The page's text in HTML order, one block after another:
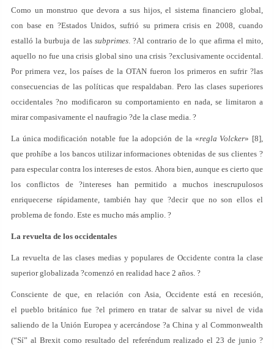
Como un monstruo que devora a sus hijos, el sistema financiero global,
con base en ?Estados Unidos, sufrió su primera crisis en 2008, cuando
estalló la burbuja de las subprimes. ?Al contrario de lo que afirma el mito,
aquello no fue una crisis global sino una crisis ?exclusivamente occidental.
Por primera vez, los países de la OTAN fueron los primeros en sufrir ?las
consecuencias de las políticas que respaldaban. Pero las clases superiores
occidentales ?no modificaron su comportamiento en nada, se limitaron a
mirar compasivamente el naufragio ?de la clase media. ?
La única modificación notable fue la adopción de la «regla Volcker» [8],
que prohíbe a los bancos utilizar informaciones obtenidas de sus clientes ?
para especular contra los intereses de estos. Ahora bien, aunque es cierto que
los conflictos de ?intereses han permitido a muchos inescrupulosos
enriquecerse rápidamente, también hay que ?decir que no son ellos el
problema de fondo. Este es mucho más amplio. ?
La revuelta de los occidentales
La revuelta de las clases medias y populares de Occidente contra la clase
superior globalizada ?comenzó en realidad hace 2 años. ?
Consciente de que, en relación con Asia, Occidente está en recesión,
el pueblo británico fue ?el primero en tratar de salvar su nivel de vida
saliendo de la Unión Europea y acercándose ?a China y al Commonwealth
(“Sí” al Brexit como resultado del referéndum realizado el 23 de junio ?